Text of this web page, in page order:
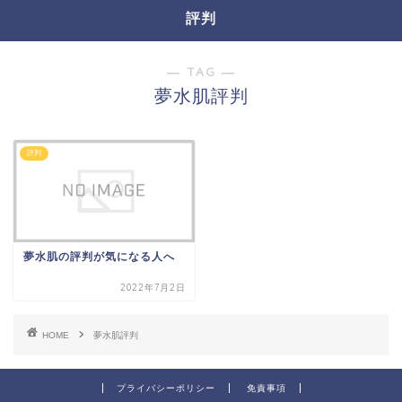
評判
― TAG ―
夢水肌評判
評判
夢水肌の評判が気になる人へ
2022年7月2日
HOME 夢水肌評判
プライバシーポリシー 免責事項